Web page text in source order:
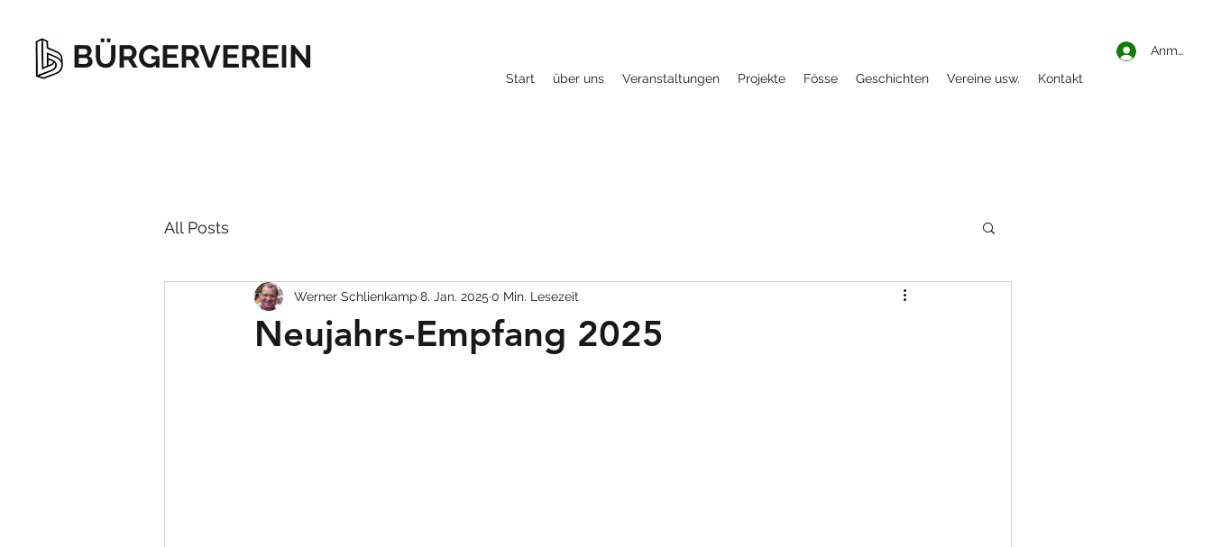
BÜRGERVEREIN
Start über uns Veranstaltungen Projekte Fösse Geschichten Vereine usw. Kontakt
Anmelden
All Posts
Neujahrs-Empfang 2025
Werner Schlienkamp 8. Jan. 2025 0 Min. Lesezeit